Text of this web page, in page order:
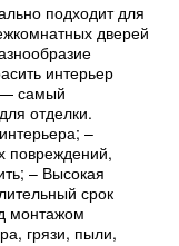
подходит для
дверей
интерьер
самый
отделки.
–
повреждений,
– Высокая
срок
монтажом
грязи, пыли,